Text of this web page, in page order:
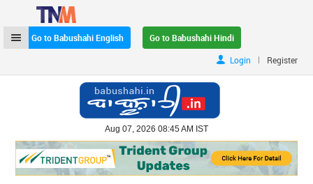
Go to Babushahi English
Go to Babushahi Hindi
Login
| Register
Aug 07, 2026 08:45 AM IST